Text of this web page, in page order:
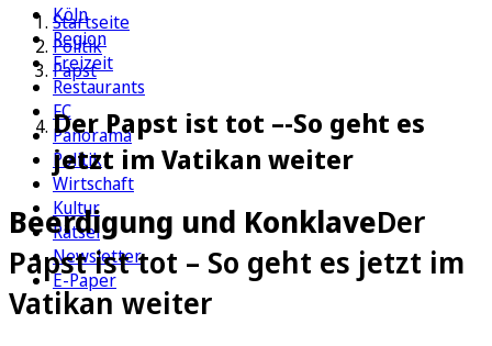
Köln
Region
Freizeit
Restaurants
FC
Panorama
Politik
Wirtschaft
Kultur
Rätsel
Newsletter
E-Paper
Startseite
Politik
Papst
Der Papst ist tot –-So geht es
jetzt im Vatikan weiter
Beerdigung und KonklaveDer
Papst ist tot – So geht es jetzt im
Vatikan weiter